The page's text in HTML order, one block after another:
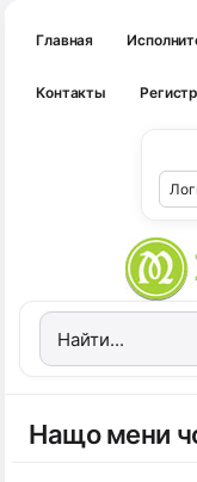
Главная
Контакты
Нащо мени